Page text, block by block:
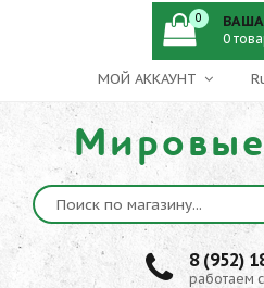
МОЙ АККАУНТ
Мировые
8 (952)
работаем
0
0